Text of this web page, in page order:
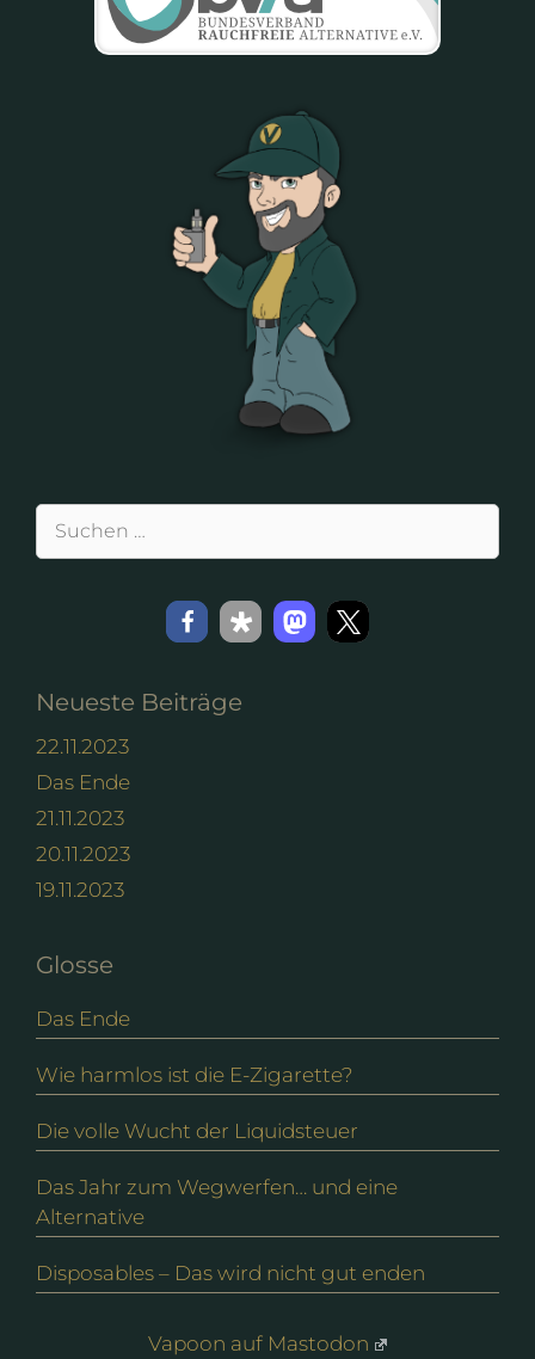
Suchen
Neueste Beiträge
22.11.2023
Das Ende
21.11.2023
20.11.2023
19.11.2023
Glosse
Das Ende
Wie harmlos ist die E-Zigarette?
Die volle Wucht der Liquidsteuer
Das Jahr zum Wegwerfen… und eine
Alternative
Disposables – Das wird nicht gut enden
Vapoon auf Mastodon